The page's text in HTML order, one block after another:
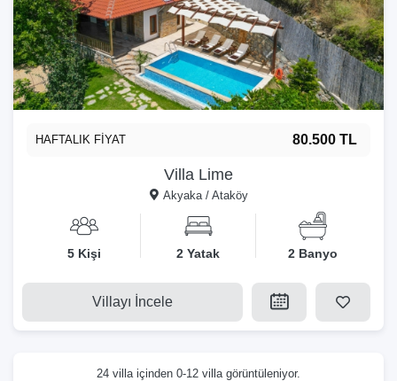
Villa Lime
Akyaka / Ataköy
HAFTALIK FİYAT 80.500 TL
5 Kişi 2 Yatak 2 Banyo
Villayı İncele
24 villa içinden 0-12 villa görüntüleniyor.